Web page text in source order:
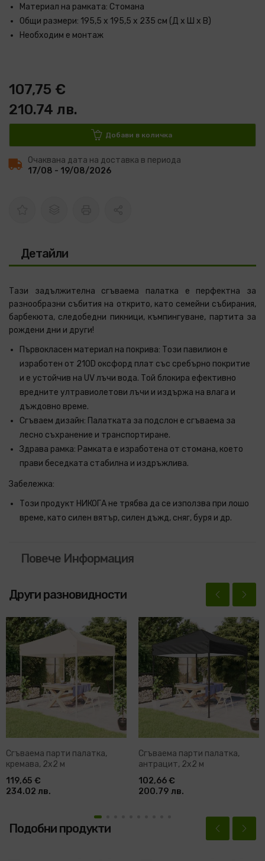
Материал на рамката: Стомана
Общи размери: 195,5 x 195,5 x 235 см (Д x Ш x В)
Необходим е монтаж
107,75 €
210.74 лв.
Добави в количка
Очаквана дата на доставка в периода
17/08 - 19/08/2026
Детайли
Тази задължителна сгъваема палатка е перфектна за
разнообразни събития на открито, като семейни събирания,
барбекюта, следобедни пикници, къмпингуване, партита за
рождени дни и други!
Първокласен материал на покрива: Този павилион е
изработен от 210D оксфорд плат със сребърно покритие
и е устойчив на UV лъчи вода. Той блокира ефективно
вредните ултравиолетови лъчи и издържа на влага и
дъждовно време.
Сгъваем дизайн: Палатката за подслон е сгъваема за
лесно съхранение и транспортиране.
Здрава рамка: Рамката е изработена от стомана, което
прави беседката стабилна и издръжлива.
Забележка:
Този продукт НИКОГА не трябва да се използва при лошо
време, като силен вятър, силен дъжд, сняг, буря и др.
Повече Информация
Други разновидности
Сгъваема парти палатка,
кремава, 2x2 м
119,65 €
234.02 лв.
Сгъваема парти палатка,
антрацит, 2x2 м
102,66 €
200.79 лв.
Подобни продукти